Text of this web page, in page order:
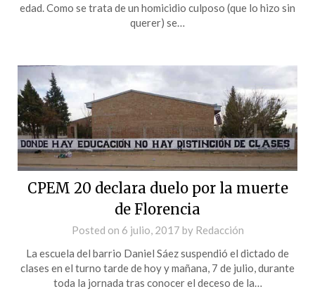
edad. Como se trata de un homicidio culposo (que lo hizo sin
querer) se…
CPEM 20 declara duelo por la muerte
de Florencia
Posted on 6 julio, 2017 by Redacción
La escuela del barrio Daniel Sáez suspendió el dictado de
clases en el turno tarde de hoy y mañana, 7 de julio, durante
toda la jornada tras conocer el deceso de la…